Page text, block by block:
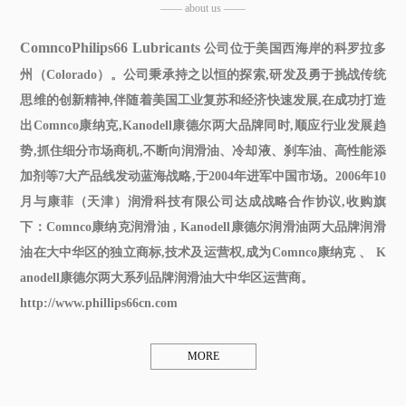
—— about us ——
ComncoPhilips66 Lubricants公司位于美国西海岸的科罗拉多
州（Colorado）。公司秉承持之以恒的探索,研发及勇于挑战传统
思维的创新精神,伴随着美国工业复苏和经济快速发展,在成功打造
出Comnco康纳克,Kanodell康德尔两大品牌同时,顺应行业发展趋
势,抓住细分市场商机,不断向润滑油、冷却液、刹车油、高性能添
加剂等7大产品线发动蓝海战略,于2004年进军中国市场。2006年10
月与康菲（天津）润滑科技有限公司达成战略合作协议,收购旗
下：Comnco康纳克润滑油, Kanodell康德尔润滑油两大品牌润滑
油在大中华区的独立商标,技术及运营权,成为Comnco康纳克 、 K
anodell康德尔两大系列品牌润滑油大中华区运营商。
http://www.phillips66cn.com
MORE